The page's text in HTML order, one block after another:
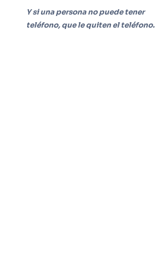
Y si una persona no puede tener
teléfono, que le quiten el teléfono.